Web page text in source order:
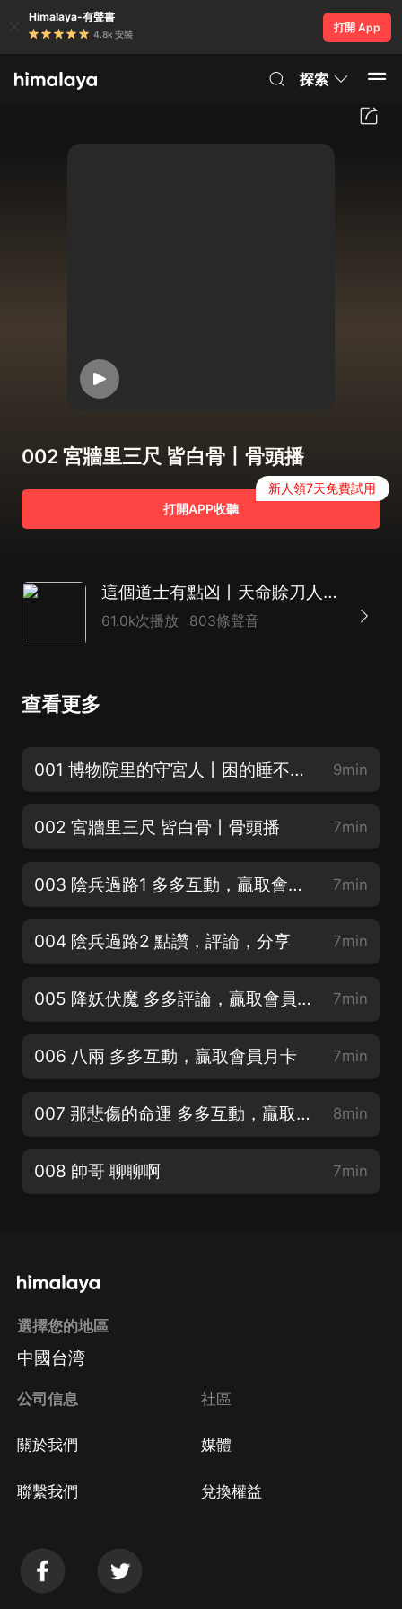
Himalaya-有聲書
4.8k 安裝
打開 App
探索
002 宮牆里三尺 皆白骨丨骨頭播
打開APP收聽
新人領7天免費試用
這個道士有點凶丨天命賒刀人作者丨都市捉鬼爽文
61.0k次播放 803條聲音
查看更多
001 博物院里的守宮人丨困的睡不著著 9min
002 宮牆里三尺 皆白骨丨骨頭播 7min
003 陰兵過路1 多多互動，贏取會員月卡 7min
004 陰兵過路2 點讚，評論，分享 7min
005 降妖伏魔 多多評論，贏取會員月卡 7min
006 八兩 多多互動，贏取會員月卡 7min
007 那悲傷的命運 多多互動，贏取會員月卡 8min
008 帥哥 聊聊啊 7min
選擇您的地區
中國台湾
公司信息
關於我們
聯繫我們
社區
媒體
兌換權益